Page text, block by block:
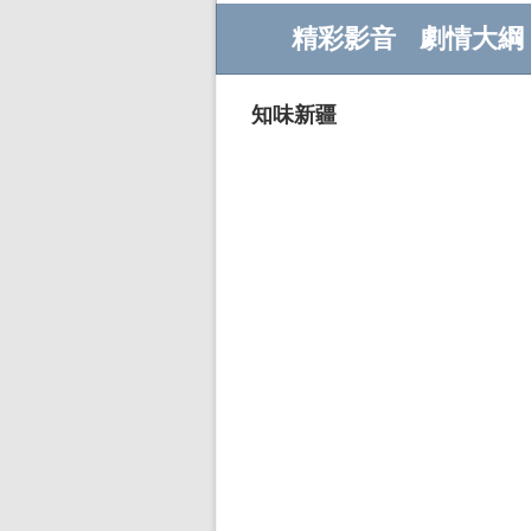
精彩影音 劇情大綱
知味新疆